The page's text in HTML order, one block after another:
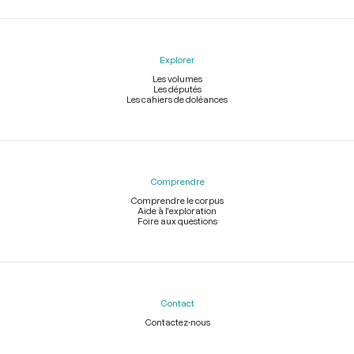
Explorer
Les volumes
Les députés
Les cahiers de doléances
Comprendre
Comprendre le corpus
Aide à l'exploration
Foire aux questions
Contact
Contactez-nous